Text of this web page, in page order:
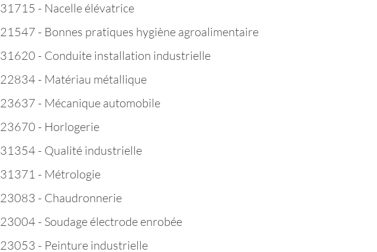
31715 - Nacelle élévatrice
21547 - Bonnes pratiques hygiène agroalimentaire
31620 - Conduite installation industrielle
22834 - Matériau métallique
23637 - Mécanique automobile
23670 - Horlogerie
31354 - Qualité industrielle
31371 - Métrologie
23083 - Chaudronnerie
23004 - Soudage électrode enrobée
23053 - Peinture industrielle